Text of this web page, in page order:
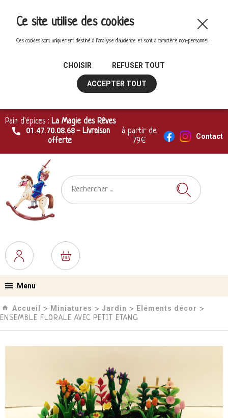
Pain d'épices : La Magie des Rêves
01.47.70.08.68- Livraison
offerte
à partir de
79€
Contact
Menu
Accueil › Miniatures ›Jardin › Eléments décor ›
ENSEMBLE FLORALE AVEC PETIT ETANG
Ce site utilise des cookies
Ces cookies sont uniquement destiné à l'analyse d'audience et sont à caractère non-personnel.
CHOISIR REFUSER TOUT
ACCEPTER TOUT